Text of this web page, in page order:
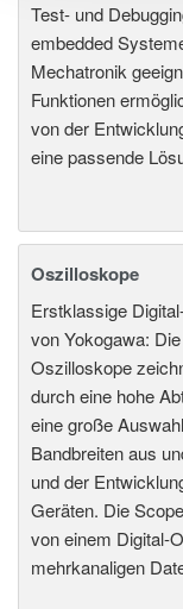
Test- und
embedded
Mechatronik
Funktionen
von der
eine passende
Oszilloskope
Erstklassige
von Yokogawa:
Oszilloskope
durch eine hohe
eine große
Bandbreiten aus
und der
Geräten. Die
von einem Digital-
mehrkanaligen